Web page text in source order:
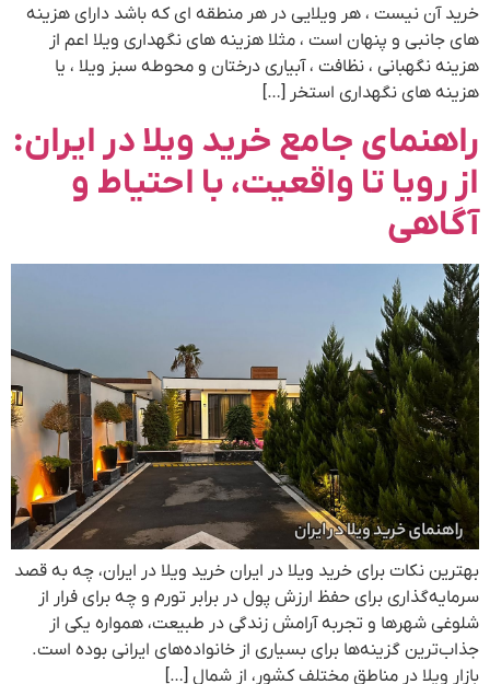
خرید آن نیست ، هر ویلایی در هر منطقه ای که باشد دارای هزینه
های جانبی و پنهان است ، مثلا هزینه های نگهداری ویلا اعم از
هزینه نگهبانی ، نظافت ، آبیاری درختان و محوطه سبز ویلا ، یا
هزینه های نگهداری استخر […]
راهنمای جامع خرید ویلا در ایران:
از رویا تا واقعیت، با احتیاط و
آگاهی
بهترین نکات برای خرید ویلا در ایران خرید ویلا در ایران، چه به قصد
سرمایه‌گذاری برای حفظ ارزش پول در برابر تورم و چه برای فرار از
شلوغی شهرها و تجربه آرامش زندگی در طبیعت، همواره یکی از
جذاب‌ترین گزینه‌ها برای بسیاری از خانواده‌های ایرانی بوده است.
بازار ویلا در مناطق مختلف کشور، از شمال […]